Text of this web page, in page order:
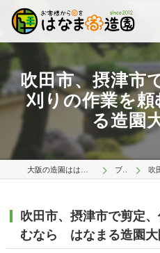
吹田市、摂津市
刈りの作業を
る造園
ブログ 吹田
吹田市、摂津市で剪定
むなら はなまる造園大